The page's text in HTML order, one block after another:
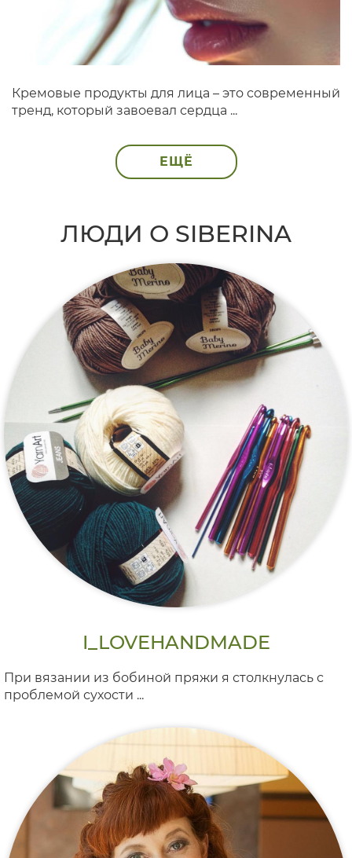
Кремовые продукты для лица – это современный
тренд, который завоевал сердца ...
ЕЩЁ
ЛЮДИ О SIBERINA
I_LOVEHANDMADE
При вязании из бобиной пряжи я столкнулась с
проблемой сухости ...